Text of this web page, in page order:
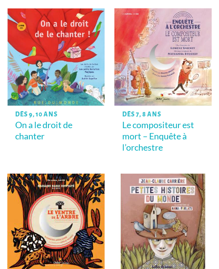
DÈS 9, 10 ANS
On a le droit de
chanter
DÈS 7, 8 ANS
Le compositeur est
mort – Enquête à
l’orchestre